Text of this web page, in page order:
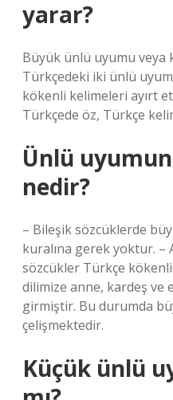
yarar?
Büyük ünlü uyumu veya
Türkçedeki iki ünlü
kökenli kelimeleri ayırt
Türkçede öz, Türkçe
Ünlü
nedir?
– Bileşik sözcüklerde
kuralına gerek yoktur. –
sözcükler Türkçe
dilimize anne, kardeş ve
girmiştir. Bu durumda
çelişmektedir.
Küçük ünlü